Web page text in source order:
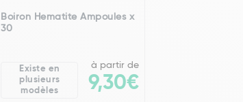
Boiron Hematite Ampoules x
30
Existe en
plusieurs
modèles
à partir de
9,30€